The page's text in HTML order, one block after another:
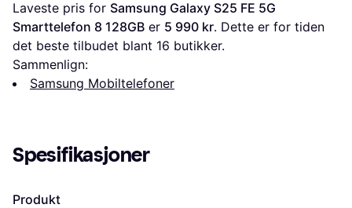
Laveste pris for Samsung Galaxy S25 FE 5G
Smarttelefon 8 128GB er 5 990 kr. Dette er for tiden
det beste tilbudet blant 16 butikker.
Sammenlign:
Samsung Mobiltelefoner
Spesifikasjoner
Produkt